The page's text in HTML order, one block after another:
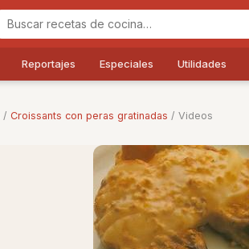
Reportajes Especiales Utilidades
/ Croissants con peras gratinadas / Videos